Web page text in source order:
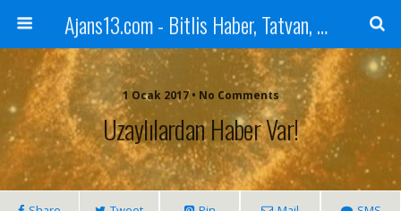
Ajans13.com - Bitlis Haber, Tatvan, Ahlat, Adilcevaz, Mutki, Hizan, Güroymak, Gazete, Ajans, 13, Haber
1 Ocak 2017 • No Comments
Uzaylılardan Haber Var!